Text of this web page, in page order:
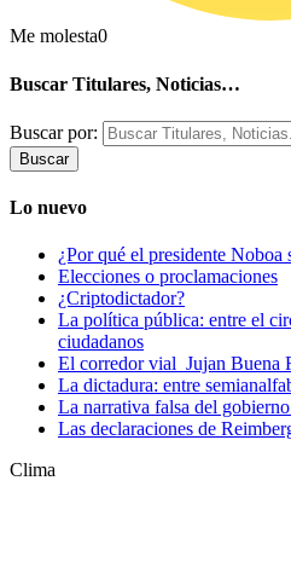
Me molesta0
Buscar Titulares, Noticias…
Buscar por:
Lo nuevo
¿Por qué el presidente Noboa
Elecciones o proclamaciones
¿Criptodictador?
La política pública: entre el
ciudadanos
El corredor vial Jujan Buena
La dictadura: entre
La narrativa falsa del
Las declaraciones de
Clima